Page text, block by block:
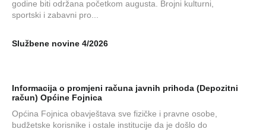
godine biti održana početkom augusta. Brojni kulturni,
sportski i zabavni pro...
Službene novine 4/2026
Informacija o promjeni računa javnih prihoda (Depozitni
račun) Općine Fojnica
Općina Fojnica obavještava sve fizičke i pravne osobe,
budžetske korisnike i ostale institucije da je došlo do